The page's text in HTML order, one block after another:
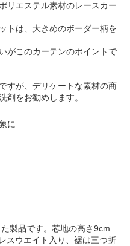
リエステル素材のレースカー
トは、大きめのボーダー柄を
がこのカーテンのポイントで
すが、デリケートな素材の商
剤をお勧めします。
に
製品です。芯地の高さ9cm
スウエイト入り、裾は三つ折